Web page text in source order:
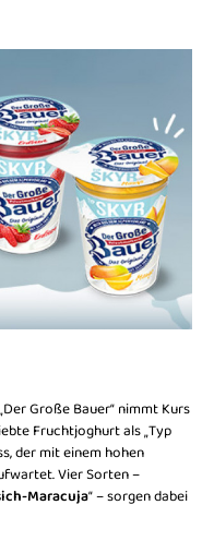
Große Bauer“ nimmt Kurs
Fruchtjoghurt als „Typ
der mit einem hohen
Vier Sorten –
Maracuja“ – sorgen dabei